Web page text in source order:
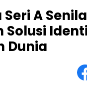
A
Solusi
Dunia